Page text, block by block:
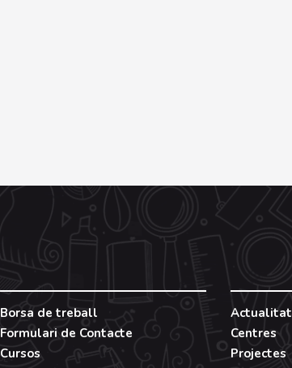
Borsa de treball
Formulari de Contacte
Cursos
Actualitat
Centres
Projectes